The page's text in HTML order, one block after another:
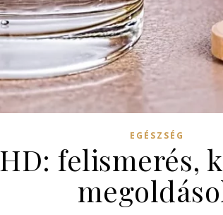
EGÉSZSÉG
felismerés,